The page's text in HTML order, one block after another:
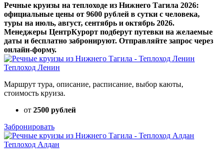
Речные круизы на теплоходе из Нижнего Тагила 2026:
официальные цены от 9600 рублей в сутки с человека,
туры на июль, август, сентябрь и октябрь 2026.
Менеджеры ЦентрКурорт подберут путевки на желаемые
даты и бесплатно забронируют. Отправляйте запрос через
онлайн-форму.
Теплоход Ленин
Маршрут тура, описание, расписание, выбор каюты,
стоимость круиза.
от 2500 рублей
Забронировать
Теплоход Алдан